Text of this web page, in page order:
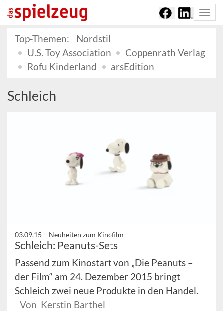
Top-Themen:
Nordstil
U.S. Toy Association
Coppenrath Verlag
Rofu Kinderland
arsEdition
Schleich
03.09.15 – Neuheiten zum Kinofilm
Schleich: Peanuts-Sets
Passend zum Kinostart von „Die Peanuts –
der Film“ am 24. Dezember 2015 bringt
Schleich zwei neue Produkte in den Handel.
Von Kerstin Barthel